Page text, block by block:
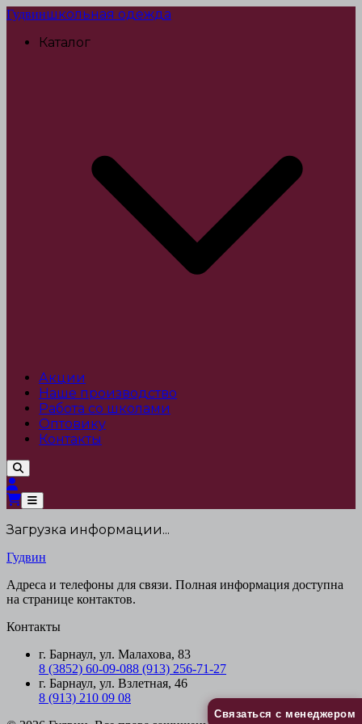
Гудвиншкольная одежда
Каталог
Акции
Наше производство
Работа со школами
Оптовику
Контакты
Загрузка информации...
Связаться с менеджером
Гудвин
Адреса и телефоны для связи. Полная информация доступна
на странице контактов.
Контакты
г. Барнаул, ул. Малахова, 83
8 (3852) 60-09-088 (913) 256-71-27
г. Барнаул, ул. Взлетная, 46
8 (913) 210 09 08